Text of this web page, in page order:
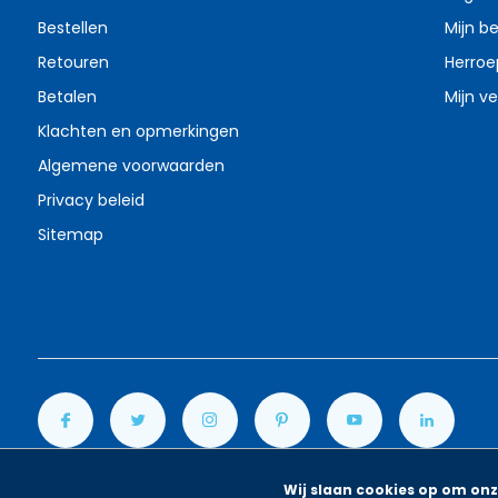
Bestellen
Retouren
Betalen
Klachten en opmerkingen
Algemene voorwaarden
Privacy beleid
Sitemap
Mijn
Mijn
Wij slaan cookies op om